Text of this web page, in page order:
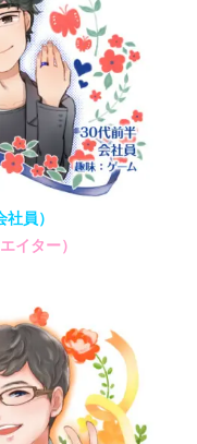
員）
イター）